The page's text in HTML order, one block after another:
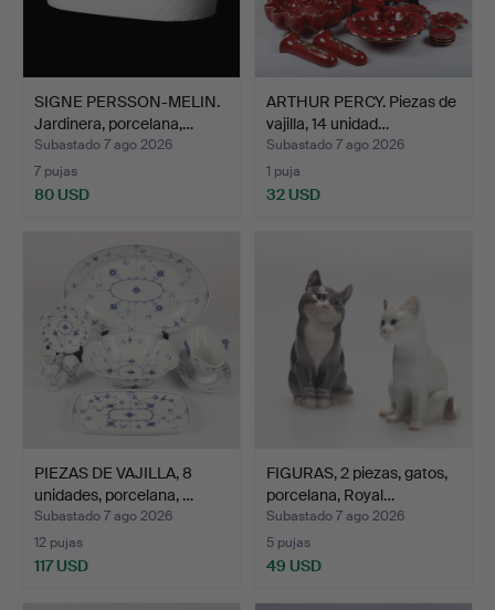
SIGNE PERSSON-MELIN.
Jardinera, porcelana,…
Subastado 7 ago 2026
7 pujas
80 USD
ARTHUR PERCY. Piezas de
vajilla, 14 unidad…
Subastado 7 ago 2026
1 puja
32 USD
PIEZAS DE VAJILLA, 8
unidades, porcelana, …
Subastado 7 ago 2026
12 pujas
117 USD
FIGURAS, 2 piezas, gatos,
porcelana, Royal…
Subastado 7 ago 2026
5 pujas
49 USD